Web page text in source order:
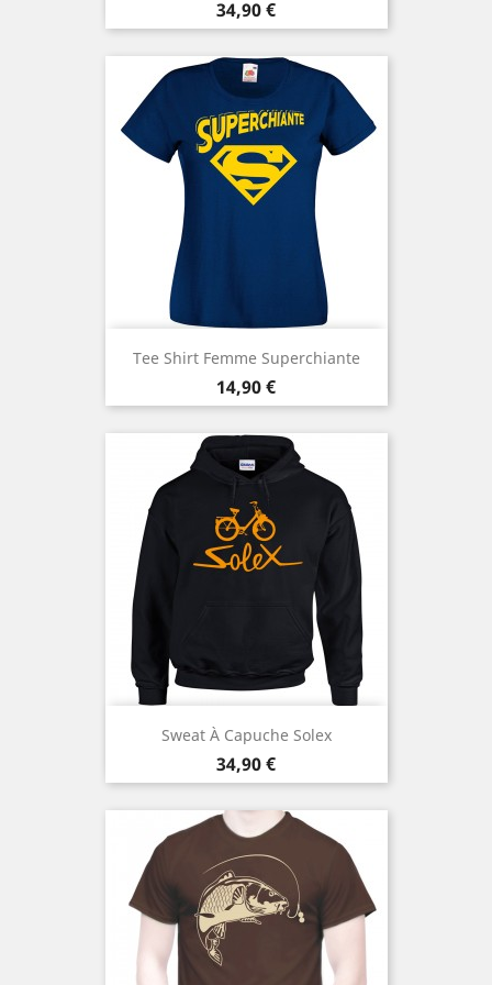
Prix
34,90 €
Tee Shirt Femme Superchiante
Prix
14,90 €
Sweat À Capuche Solex
Prix
34,90 €